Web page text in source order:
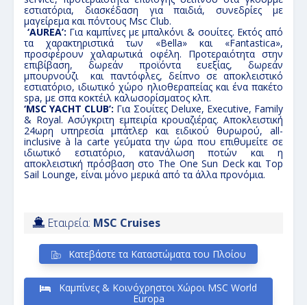
εστιατόρια, διασκέδαση για παιδιά, συνεδρίες με
μαγείρεμα και πόντους Msc Club.
‘AUREA’: Για καμπίνες με μπαλκόνι & σουίτες. Εκτός από
τα χαρακτηριστικά των «Bella» και «Fantastica»,
προσφέρουν χαλαρωτικά οφέλη. Προτεραιότητα στην
επιβίβαση, δωρεάν προϊόντα ευεξίας, δωρεάν
μπουρνούζι και παντόφλες, δείπνο σε αποκλειστικό
εστιατόριο, ιδιωτικό χώρο ηλιοθεραπείας και ένα πακέτο
spa, με σπα κοκτέιλ καλωσορίσματος κλπ.
‘MSC YACHT CLUB’: Για Σουίτες Deluxe, Executive, Family
& Royal. Aσύγκριτη εμπειρία κρουαζιέρας. Aποκλειστική
24ωρη υπηρεσία μπάτλερ και ειδικού θυρωρού, all-
inclusive à la carte γεύματα την ώρα που επιθυμείτε σε
ιδιωτικό εστιατόριο, κατανάλωση ποτών και η
αποκλειστική πρόσβαση στο The One Sun Deck και Top
Sail Lounge, είναι μόνο μερικά από τα άλλα προνόμια.
Εταιρεία: MSC Cruises
Κατεβάστε τα Καταστώματα του Πλοίου
Καμπίνες & Κοινόχρηστοι Χώροι MSC World
Europa